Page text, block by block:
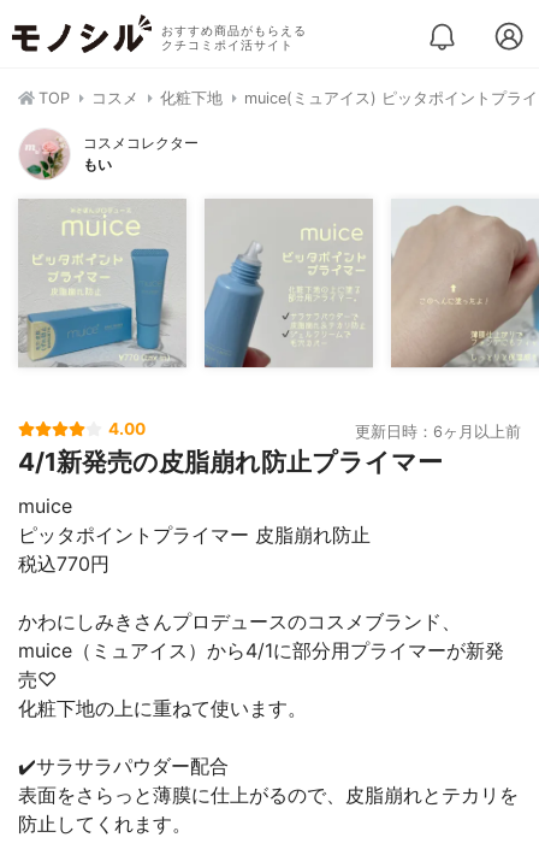
おすすめ商品がもらえる
クチコミポイ活サイト
TOP コスメ 化粧下地 muice(ミュアイス) ピッタポイントプラ
コスメコレクター
もい
4.00 更新日時：6ヶ月以上前
4/1新発売の皮脂崩れ防止プライマー
muice
ピッタポイントプライマー 皮脂崩れ防止
税込770円
かわにしみきさんプロデュースのコスメブランド、
muice（ミュアイス）から4/1に部分用プライマーが新発
売♡
化粧下地の上に重ねて使います。
✔️サラサラパウダー配合
表面をさらっと薄膜に仕上がるので、皮脂崩れとテカリを
防止してくれます。